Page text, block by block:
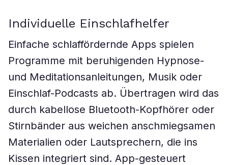
Individuelle Einschlafhelfer
Einfache schlaffördernde Apps spielen
Programme mit beruhigenden Hypnose-
und Meditationsanleitungen, Musik oder
Einschlaf-Podcasts ab. Übertragen wird das
durch kabellose Bluetooth-Kopfhörer oder
Stirnbänder aus weichen anschmiegsamen
Materialien oder Lautsprechern, die ins
Kissen integriert sind. App-gesteuert